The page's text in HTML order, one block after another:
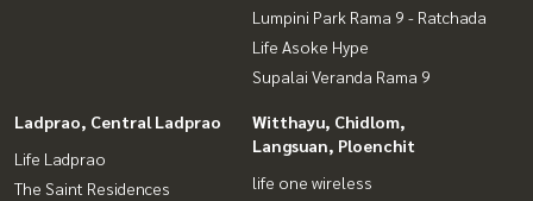
Lumpini Park Rama 9 - Ratchada
Life Asoke Hype
Supalai Veranda Rama 9
Ladprao, Central Ladprao
Life Ladprao
The Saint Residences
Witthayu, Chidlom,
Langsuan, Ploenchit
life one wireless